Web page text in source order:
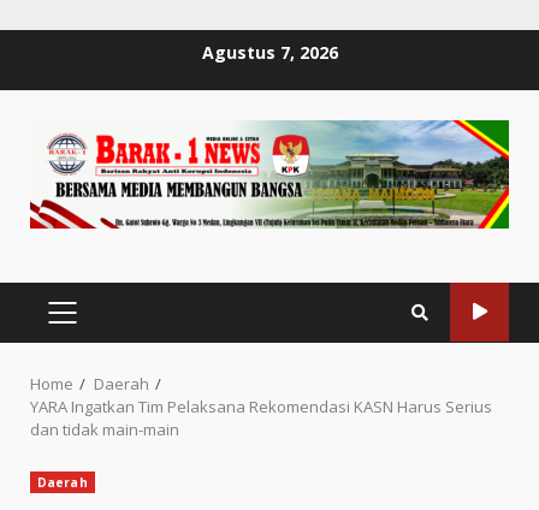
Agustus 7, 2026
PRIMARY
MENU
Home
Daerah
YARA Ingatkan Tim Pelaksana Rekomendasi KASN Harus Serius
dan tidak main-main
Daerah